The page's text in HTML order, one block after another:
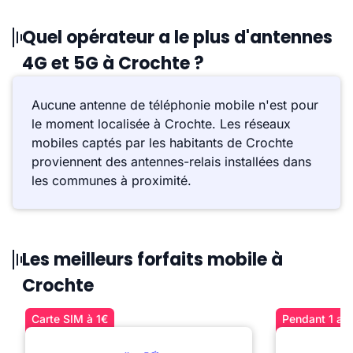
Quel opérateur a le plus d'antennes
4G et 5G à Crochte ?
Aucune antenne de téléphonie mobile n'est pour
le moment localisée à Crochte. Les réseaux
mobiles captés par les habitants de Crochte
proviennent des antennes-relais installées dans
les communes à proximité.
Les meilleurs forfaits mobile à
Crochte
Carte SIM à 1€ Pendant 1